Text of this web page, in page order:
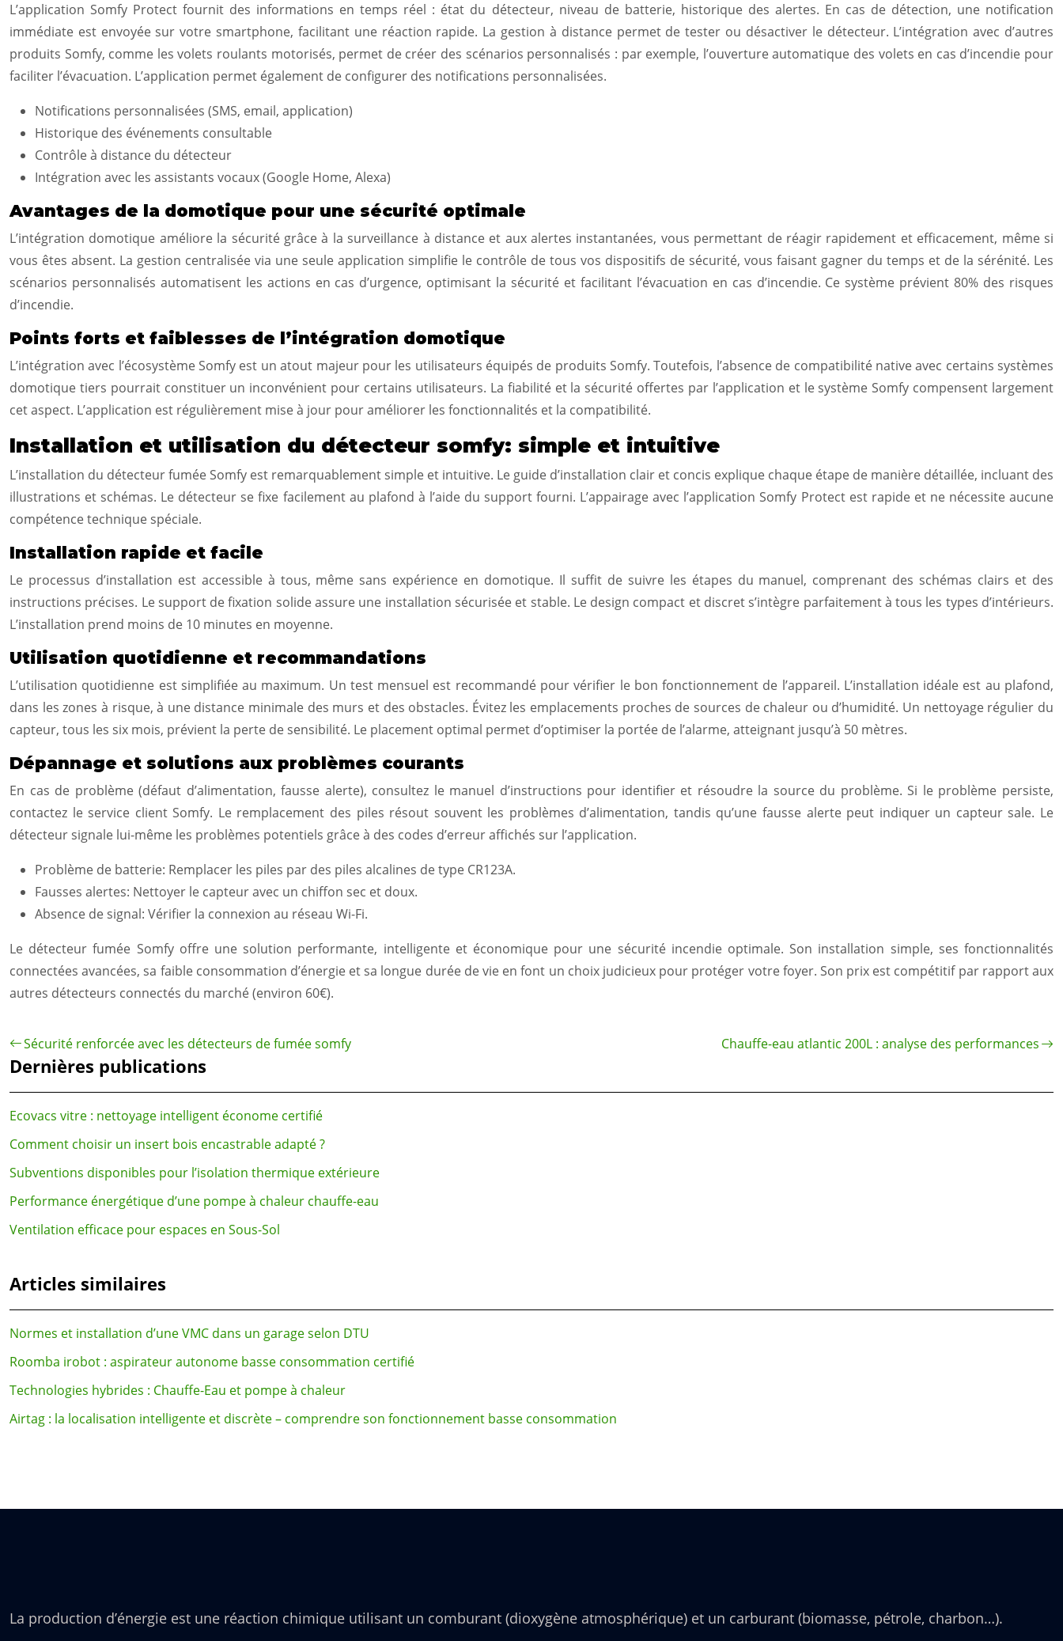
L’application Somfy Protect fournit des informations en temps réel : état du détecteur, niveau de batterie, historique des alertes. En cas de détection, une notification
immédiate est envoyée sur votre smartphone, facilitant une réaction rapide. La gestion à distance permet de tester ou désactiver le détecteur. L’intégration avec d’autres
produits Somfy, comme les volets roulants motorisés, permet de créer des scénarios personnalisés : par exemple, l’ouverture automatique des volets en cas d’incendie pour
faciliter l’évacuation. L’application permet également de configurer des notifications personnalisées.
Notifications personnalisées (SMS, email, application)
Historique des événements consultable
Contrôle à distance du détecteur
Intégration avec les assistants vocaux (Google Home, Alexa)
Avantages de la domotique pour une sécurité optimale
L’intégration domotique améliore la sécurité grâce à la surveillance à distance et aux alertes instantanées, vous permettant de réagir rapidement et efficacement, même si
vous êtes absent. La gestion centralisée via une seule application simplifie le contrôle de tous vos dispositifs de sécurité, vous faisant gagner du temps et de la sérénité. Les
scénarios personnalisés automatisent les actions en cas d’urgence, optimisant la sécurité et facilitant l’évacuation en cas d’incendie. Ce système prévient 80% des risques
d’incendie.
Points forts et faiblesses de l’intégration domotique
L’intégration avec l’écosystème Somfy est un atout majeur pour les utilisateurs équipés de produits Somfy. Toutefois, l’absence de compatibilité native avec certains systèmes
domotique tiers pourrait constituer un inconvénient pour certains utilisateurs. La fiabilité et la sécurité offertes par l’application et le système Somfy compensent largement
cet aspect. L’application est régulièrement mise à jour pour améliorer les fonctionnalités et la compatibilité.
Installation et utilisation du détecteur somfy: simple et intuitive
L’installation du détecteur fumée Somfy est remarquablement simple et intuitive. Le guide d’installation clair et concis explique chaque étape de manière détaillée, incluant des
illustrations et schémas. Le détecteur se fixe facilement au plafond à l’aide du support fourni. L’appairage avec l’application Somfy Protect est rapide et ne nécessite aucune
compétence technique spéciale.
Installation rapide et facile
Le processus d’installation est accessible à tous, même sans expérience en domotique. Il suffit de suivre les étapes du manuel, comprenant des schémas clairs et des
instructions précises. Le support de fixation solide assure une installation sécurisée et stable. Le design compact et discret s’intègre parfaitement à tous les types d’intérieurs.
L’installation prend moins de 10 minutes en moyenne.
Utilisation quotidienne et recommandations
L’utilisation quotidienne est simplifiée au maximum. Un test mensuel est recommandé pour vérifier le bon fonctionnement de l’appareil. L’installation idéale est au plafond,
dans les zones à risque, à une distance minimale des murs et des obstacles. Évitez les emplacements proches de sources de chaleur ou d’humidité. Un nettoyage régulier du
capteur, tous les six mois, prévient la perte de sensibilité. Le placement optimal permet d’optimiser la portée de l’alarme, atteignant jusqu’à 50 mètres.
Dépannage et solutions aux problèmes courants
En cas de problème (défaut d’alimentation, fausse alerte), consultez le manuel d’instructions pour identifier et résoudre la source du problème. Si le problème persiste,
contactez le service client Somfy. Le remplacement des piles résout souvent les problèmes d’alimentation, tandis qu’une fausse alerte peut indiquer un capteur sale. Le
détecteur signale lui-même les problèmes potentiels grâce à des codes d’erreur affichés sur l’application.
Problème de batterie: Remplacer les piles par des piles alcalines de type CR123A.
Fausses alertes: Nettoyer le capteur avec un chiffon sec et doux.
Absence de signal: Vérifier la connexion au réseau Wi-Fi.
Le détecteur fumée Somfy offre une solution performante, intelligente et économique pour une sécurité incendie optimale. Son installation simple, ses fonctionnalités
connectées avancées, sa faible consommation d’énergie et sa longue durée de vie en font un choix judicieux pour protéger votre foyer. Son prix est compétitif par rapport aux
autres détecteurs connectés du marché (environ 60€).
Sécurité renforcée avec les détecteurs de fumée somfy Chauffe-eau atlantic 200L : analyse des performances
Dernières publications
Ecovacs vitre : nettoyage intelligent économe certifié
Comment choisir un insert bois encastrable adapté ?
Subventions disponibles pour l’isolation thermique extérieure
Performance énergétique d’une pompe à chaleur chauffe-eau
Ventilation efficace pour espaces en Sous-Sol
Articles similaires
Normes et installation d’une VMC dans un garage selon DTU
Roomba irobot : aspirateur autonome basse consommation certifié
Technologies hybrides : Chauffe-Eau et pompe à chaleur
Airtag : la localisation intelligente et discrète – comprendre son fonctionnement basse consommation
La production d’énergie est une réaction chimique utilisant un comburant (dioxygène atmosphérique) et un carburant (biomasse, pétrole, charbon…).